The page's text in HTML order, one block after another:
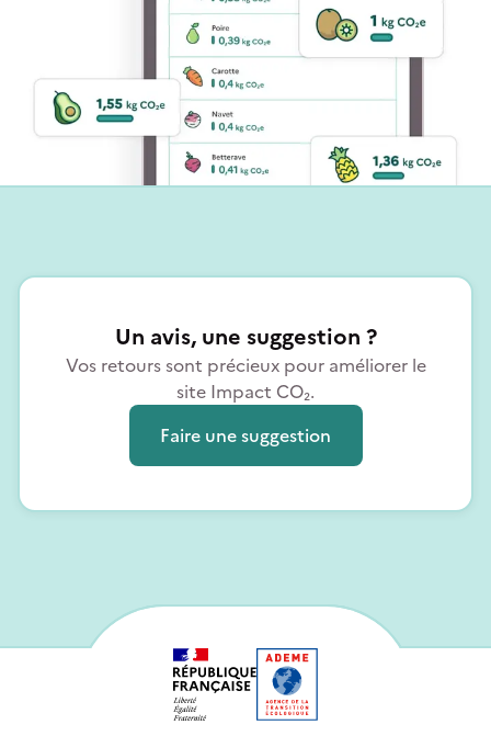
Un avis, une suggestion ?
Vos retours sont précieux pour améliorer le
site Impact CO₂.
Faire une suggestion